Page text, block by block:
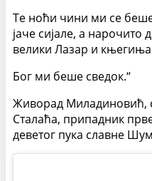
Те ноћи чини ми се
јаче сијале, а
велики Лазар и
Бог ми беше сведок.“
Живорад Миладиновић,
Сталаћа, припадник
деветог пука славне